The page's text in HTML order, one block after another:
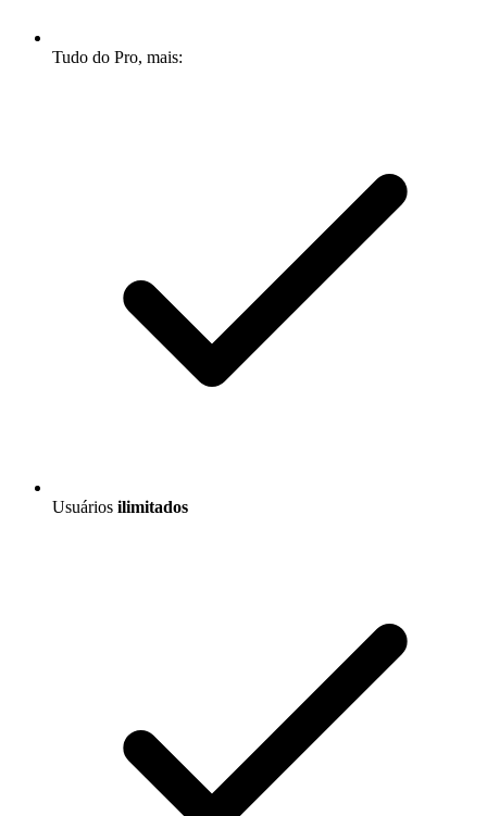
Tudo do Pro, mais:
Usuários ilimitados